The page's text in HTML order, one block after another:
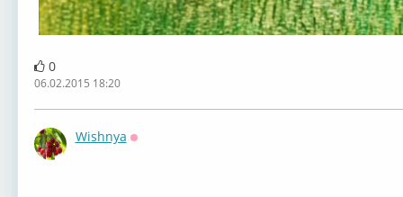
0
06.02.2015 18:20
Wishnya